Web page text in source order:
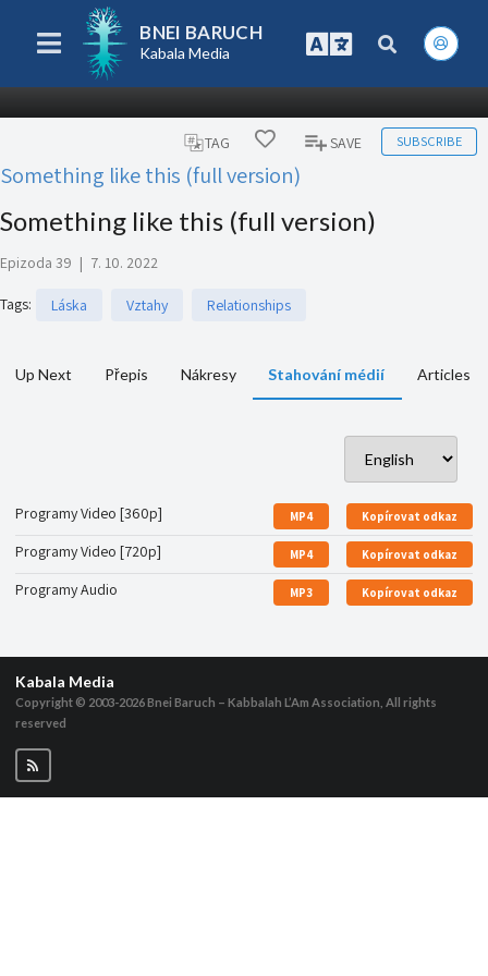
BNEI BARUCH
Kabala Media
TAG SAVE SUBSCRIBE
Something like this (full version)
Something like this (full version)
Epizoda 39 | 7. 10. 2022
Tags: Láska Vztahy Relationships
Up Next Přepis Nákresy Stahování médií Articles
Programy Video [360p] MP4 Kopírovat odkaz
Programy Video [720p] MP4 Kopírovat odkaz
Programy Audio MP3 Kopírovat odkaz
Kabala Media
Copyright © 2003-2026Bnei Baruch – Kabbalah L’Am Association, All rights
reserved